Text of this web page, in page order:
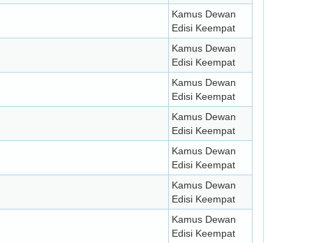
Kamus Dewan
Edisi Keempat
Kamus Dewan
Edisi Keempat
Kamus Dewan
Edisi Keempat
Kamus Dewan
Edisi Keempat
Kamus Dewan
Edisi Keempat
Kamus Dewan
Edisi Keempat
Kamus Dewan
Edisi Keempat